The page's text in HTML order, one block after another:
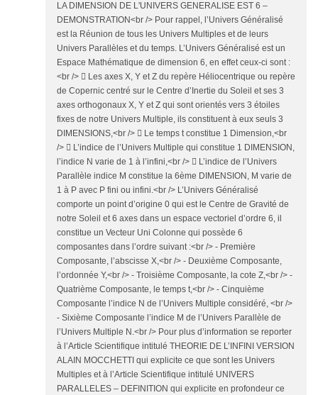
LA DIMENSION DE L'UNIVERS GENERALISE EST 6 –
DEMONSTRATION<br /> Pour rappel, l’Univers Généralisé
est la Réunion de tous les Univers Multiples et de leurs
Univers Parallèles et du temps. L’Univers Généralisé est un
Espace Mathématique de dimension 6, en effet ceux-ci sont :
<br />  Les axes X, Y et Z du repère Héliocentrique ou repère
de Copernic centré sur le Centre d’Inertie du Soleil et ses 3
axes orthogonaux X, Y et Z qui sont orientés vers 3 étoiles
fixes de notre Univers Multiple, ils constituent à eux seuls 3
DIMENSIONS,<br />  Le temps t constitue 1 Dimension,<br
/>  L’indice de l’Univers Multiple qui constitue 1 DIMENSION,
l’indice N varie de 1 à l’infini,<br />  L’indice de l’Univers
Parallèle indice M constitue la 6ème DIMENSION, M varie de
1 à P avec P fini ou infini.<br /> L’Univers Généralisé
comporte un point d’origine 0 qui est le Centre de Gravité de
notre Soleil et 6 axes dans un espace vectoriel d’ordre 6, il
constitue un Vecteur Uni Colonne qui possède 6
composantes dans l’ordre suivant :<br /> - Première
Composante, l’abscisse X,<br /> - Deuxième Composante,
l’ordonnée Y,<br /> - Troisième Composante, la cote Z,<br /> -
Quatrième Composante, le temps t,<br /> - Cinquième
Composante l’indice N de l’Univers Multiple considéré, <br />
- Sixième Composante l’indice M de l’Univers Parallèle de
l’Univers Multiple N.<br /> Pour plus d’information se reporter
à l’Article Scientifique intitulé THEORIE DE L’INFINI VERSION
ALAIN MOCCHETTI qui explicite ce que sont les Univers
Multiples et à l’Article Scientifique intitulé UNIVERS
PARALLELES – DEFINITION qui explicite en profondeur ce